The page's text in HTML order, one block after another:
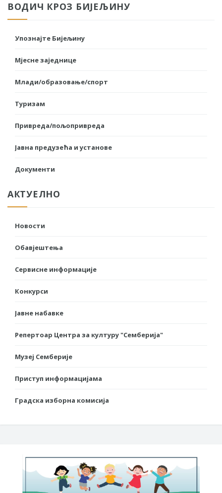
ВОДИЧ КРОЗ БИЈЕЉИНУ
Упознајте Бијељину
Мјесне заједнице
Млади/образовање/спорт
Туризам
Привреда/пољопривреда
Јавна предузећа и установе
Документи
АКТУЕЛНО
Новости
Обавјештења
Сервисне информације
Конкурси
Јавне набавке
Репертоар Центра за културу "Семберија"
Музеј Семберије
Приступ информацијама
Градска изборна комисија